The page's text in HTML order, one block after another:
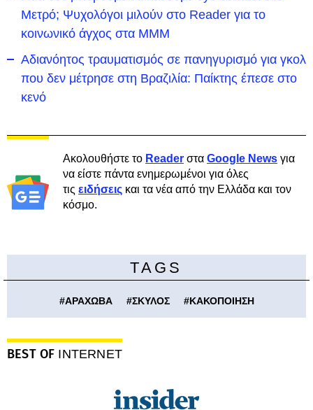
Μετρό; Ψυχολόγοι μιλούν στο Reader για το
κοινωνικό άγχος στα ΜΜΜ
Αδιανόητος τραυματισμός σε πανηγυρισμό για γκολ
που δεν μέτρησε στη Βραζιλία: Παίκτης έπεσε στο
κενό
Ακολουθήστε το Reader στα Google News για
να είστε πάντα ενημερωμένοι για όλες
τις ειδήσεις και τα νέα από την Ελλάδα και τον
κόσμο.
TAGS
#ΑΡΑΧΩΒΑ #ΣΚΥΛΟΣ #ΚΑΚΟΠΟΙΗΣΗ
BEST OF INTERNET